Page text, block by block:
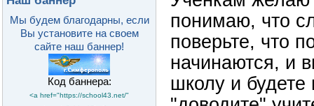
Мы будем благодарны, если
Вы установите на своем
сайте наш баннер!
Код баннера:
<a href="https://school43.net/"
понимаю, что
поверьте, что
начинаются, и
школу и будете